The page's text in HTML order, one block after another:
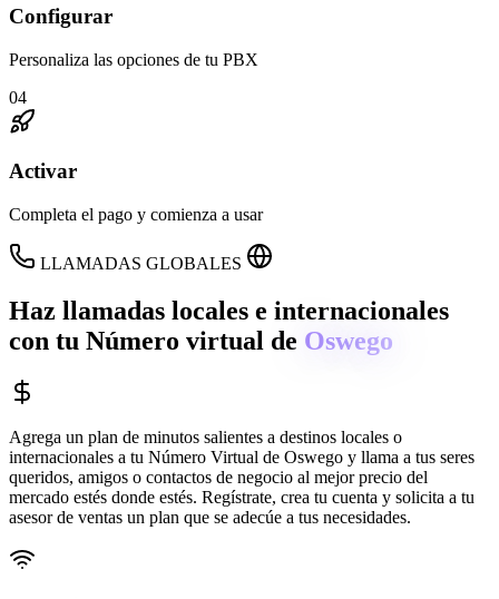
Configurar
Personaliza las opciones de tu PBX
04
Activar
Completa el pago y comienza a usar
LLAMADAS GLOBALES
Haz llamadas locales e internacionales
con tu Número virtual de Oswego
Agrega un plan de minutos salientes a destinos locales o
internacionales a tu Número Virtual de Oswego y llama a tus seres
queridos, amigos o contactos de negocio al mejor precio del
mercado estés donde estés. Regístrate, crea tu cuenta y solicita a tu
asesor de ventas un plan que se adecúe a tus necesidades.